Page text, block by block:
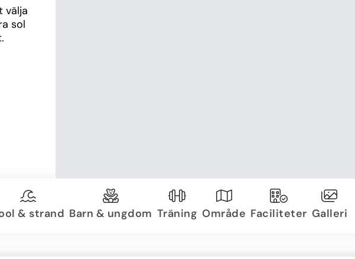
välja
sol
& strand Barn & ungdom Träning Område Faciliteter Galleri